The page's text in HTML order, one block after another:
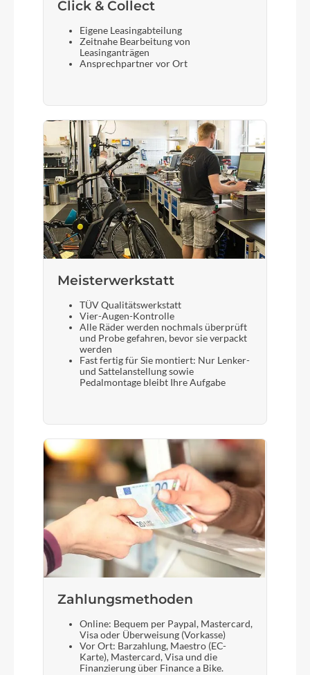
Click & Collect
Eigene Leasingabteilung
Zeitnahe Bearbeitung von
Leasinganträgen
Ansprechpartner vor Ort
Meisterwerkstatt
TÜV Qualitätswerkstatt
Vier-Augen-Kontrolle
Alle Räder werden nochmals überprüft
und Probe gefahren, bevor sie verpackt
werden
Fast fertig für Sie montiert: Nur Lenker-
und Sattelanstellung sowie
Pedalmontage bleibt Ihre Aufgabe
Zahlungsmethoden
Online: Bequem per Paypal, Mastercard,
Visa oder Überweisung (Vorkasse)
Vor Ort: Barzahlung, Maestro (EC-
Karte), Mastercard, Visa und die
Finanzierung über Finance a Bike.